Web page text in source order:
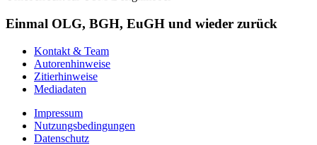
Einmal OLG, BGH, EuGH und wieder zurück
Kontakt & Team
Autorenhinweise
Zitierhinweise
Mediadaten
Impressum
Nutzungsbedingungen
Datenschutz